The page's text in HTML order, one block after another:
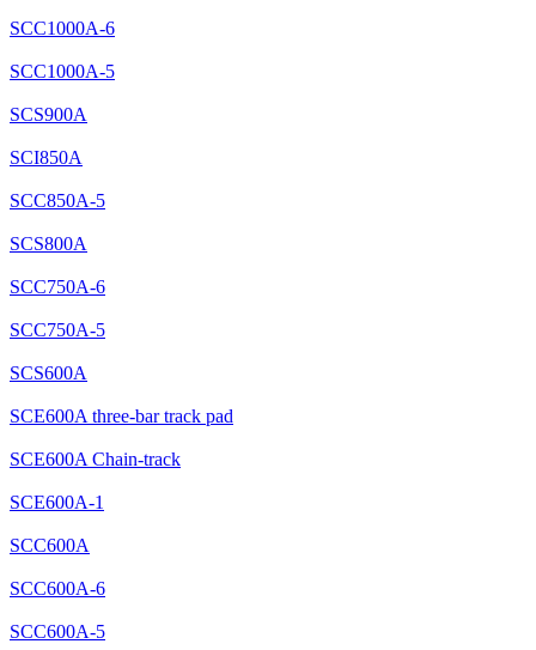
SCC1000A-6
SCC1000A-5
SCS900A
SCI850A
SCC850A-5
SCS800A
SCC750A-6
SCC750A-5
SCS600A
SCE600A three-bar track pad
SCE600A Chain-track
SCE600A-1
SCC600A
SCC600A-6
SCC600A-5